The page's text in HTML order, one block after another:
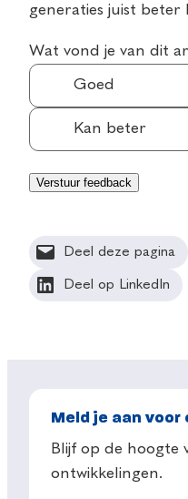
generaties juist beter
Wat vond je van dit
Goed
Kan beter
Deel deze pagina
Deel op LinkedIn
Meld je aan
Blijf op de hoogte
ontwikkelingen.